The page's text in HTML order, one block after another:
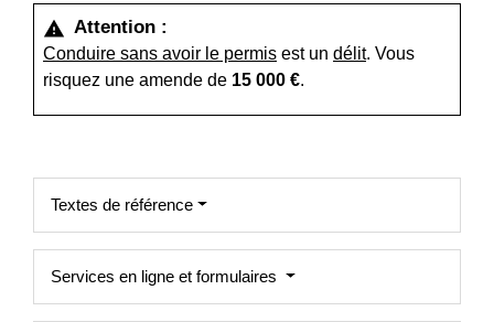
warning Attention :
Conduire sans avoir le permis est un délit. Vous
risquez une amende de 15 000 €.
Textes de référence
Services en ligne et formulaires